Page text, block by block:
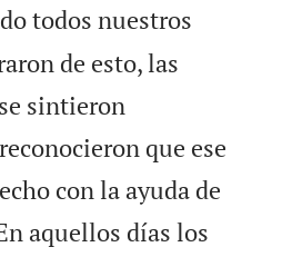
todos nuestros
de esto, las
sintieron
que ese
con la ayuda de
aquellos días los